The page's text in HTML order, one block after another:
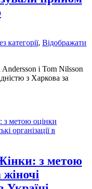
категорії, Відображати
i Tom Nilsson
з Харкова за
з метою